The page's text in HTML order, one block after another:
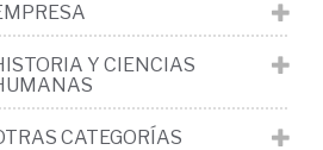
Y CIENCIAS
CATEGORÍAS